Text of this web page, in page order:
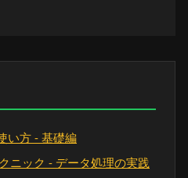
い方 - 基礎編
ニック - データ処理の実践